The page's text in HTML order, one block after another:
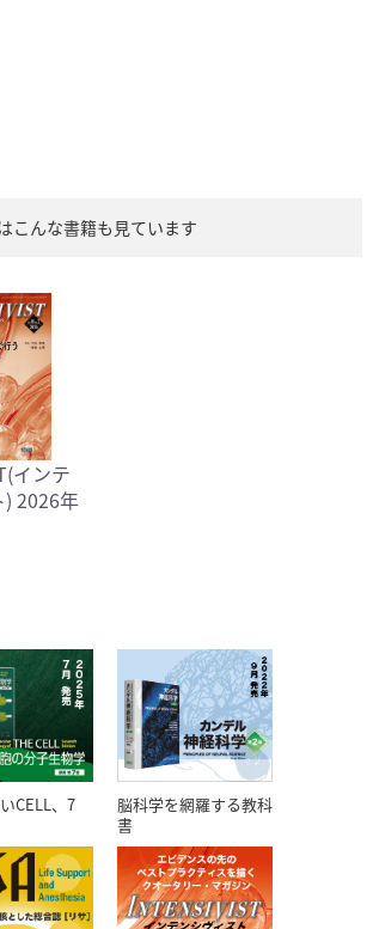
こんな書籍も見ています
インテ
) 2026年
CELL、7
脳科学を網羅する教科
書